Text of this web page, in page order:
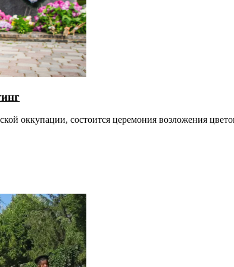
оккупации, состоится церемония возложения